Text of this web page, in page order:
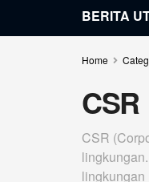
BERITA
Home
CSR
CSR
lingkungan